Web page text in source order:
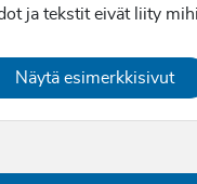
ja tekstit eivät liity
Näytä esimerkkisivut